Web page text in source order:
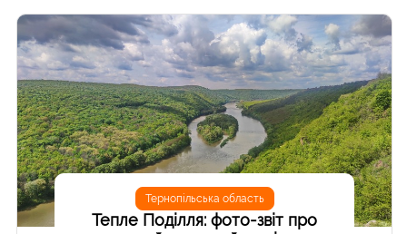
Тернопільська область
Тепле Поділля: фото-звіт про